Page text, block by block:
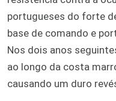
portugueses do forte
base de comando e
Nos dois anos
ao longo da costa
causando um duro